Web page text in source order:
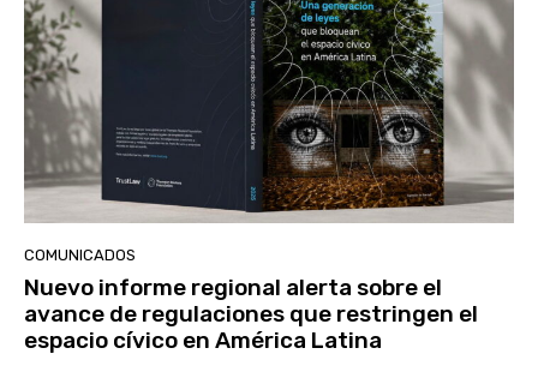
COMUNICADOS
Nuevo informe regional alerta sobre el
avance de regulaciones que restringen el
espacio cívico en América Latina